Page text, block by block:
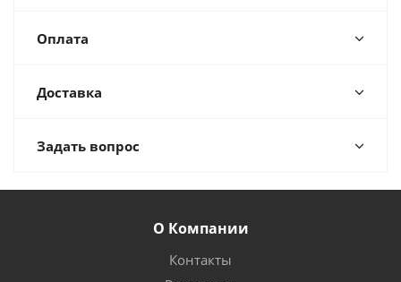
Оплата
Доставка
Задать вопрос
О Компании
Контакты